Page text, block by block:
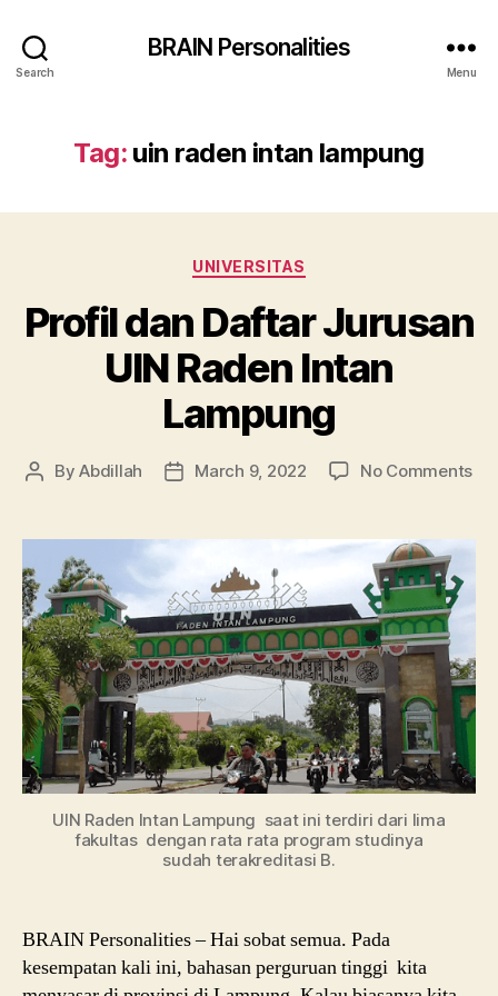
Search
BRAIN Personalities
Menu
Tag: uin raden intan lampung
Categories
UNIVERSITAS
Profil dan Daftar Jurusan
UIN Raden Intan
Lampung
PostByAbdillah
PostMarch 9, 2022 No Commentson
UIN Raden Intan Lampung saat ini terdiri dari lima
fakultas dengan rata rata program studinya
sudah terakreditasi B.
BRAIN Personalities – Hai sobat semua. Pada
kesempatan kali ini, bahasan perguruan tinggi kita